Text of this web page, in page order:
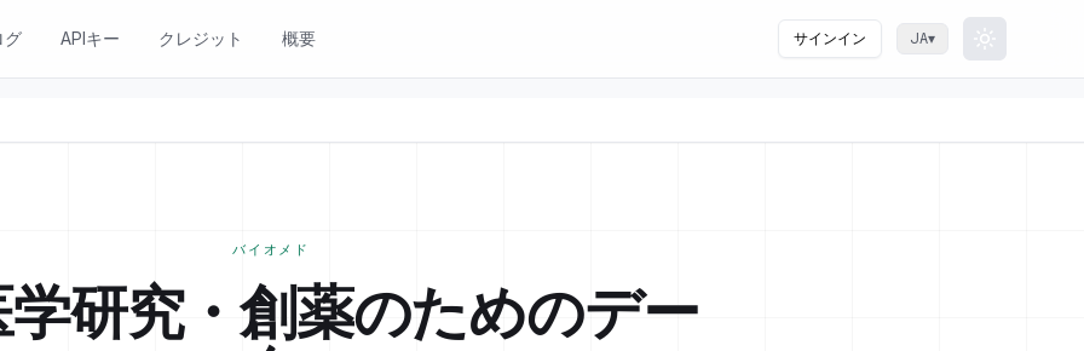
グ APIキー クレジット 概要 サインイン JA▾
Toggle
バイオメド
研究・創薬のためのデー